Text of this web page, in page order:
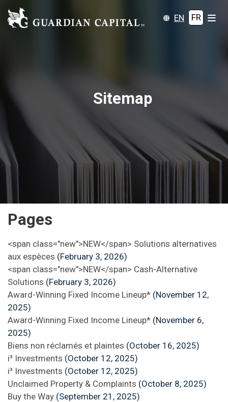
EN FR
Sitemap
Pages
<span class="new">NEW</span> Solutions alternatives
aux espèces (February 3, 2026)
<span class="new">NEW</span> Cash-Alternative
Solutions (February 3, 2026)
Award-Winning Fixed Income Lineup* (November 12,
2025)
Award-Winning Fixed Income Lineup* (November 6,
2025)
Biens non réclamés et plaintes (October 16, 2025)
i³ Investments (October 12, 2025)
i³ Investments (October 12, 2025)
Unclaimed Property & Complaints (October 8, 2025)
Buy the Way (September 21, 2025)